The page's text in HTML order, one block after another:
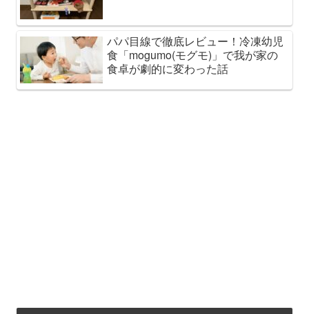
パパ目線で徹底レビュー！冷凍幼児
食「mogumo(モグモ)」で我が家の
食卓が劇的に変わった話